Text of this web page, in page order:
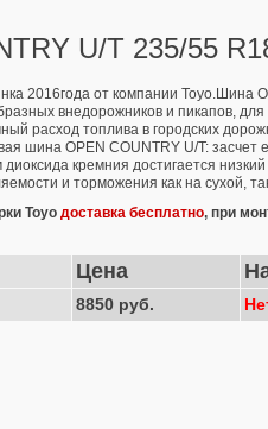
U/T 235/55
2016года от компании Toyo.Шина
внедорожников и пикапов,
расход топлива в городских
шина OPEN COUNTRY U/T: засчет
кремния достигается
и торможения как на сухой,
Toyo доставка бесплатно, при
Цена
8850 руб.